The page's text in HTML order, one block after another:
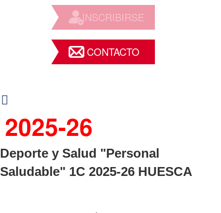
INSCRIBIRSE
CONTACTO
2025-26
Deporte y Salud "Personal
Saludable" 1C 2025-26 HUESCA